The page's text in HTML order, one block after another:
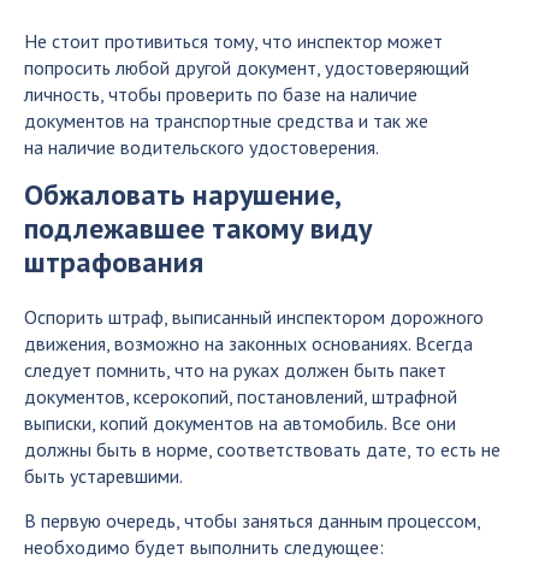
Не стоит противиться тому, что инспектор может
попросить любой другой документ, удостоверяющий
личность, чтобы проверить по базе на наличие
документов на транспортные средства и так же
на наличие водительского удостоверения.
Обжаловать нарушение,
подлежавшее такому виду
штрафования
Оспорить штраф, выписанный инспектором дорожного
движения, возможно на законных основаниях. Всегда
следует помнить, что на руках должен быть пакет
документов, ксерокопий, постановлений, штрафной
выписки, копий документов на автомобиль. Все они
должны быть в норме, соответствовать дате, то есть не
быть устаревшими.
В первую очередь, чтобы заняться данным процессом,
необходимо будет выполнить следующее: